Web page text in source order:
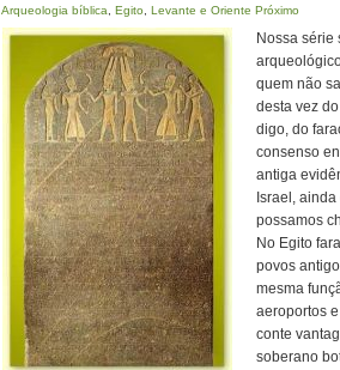
Arqueologia bíblica Egito Levante e Oriente Próximo
Nossa série
quem não
desta vez
digo, do
consenso
antiga
Israel,
possamos
No Egito
povos
mesma
aeroportos
conte
soberano